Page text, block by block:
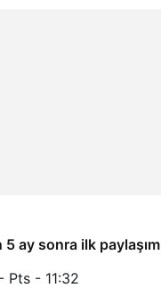
5 ay sonra ilk paylaşım
Pts - 11:32